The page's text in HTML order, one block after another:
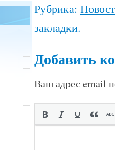
Рубрика:
закладки.
Добавить
Ваш адрес email